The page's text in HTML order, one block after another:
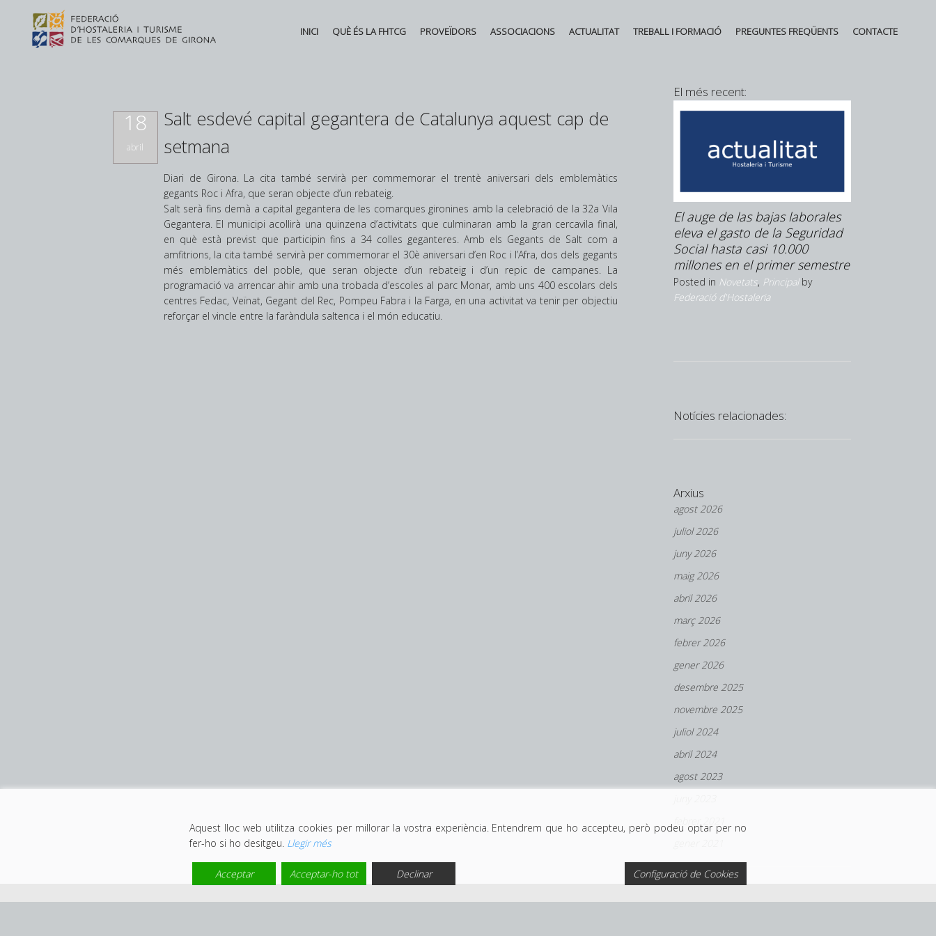
INICI QUÈ ÉS LA FHTCG PROVEÏDORS ASSOCIACIONS ACTUALITAT TREBALL I FORMACIÓ PREGUNTES FREQÜENTS CONTACTE
18
abril
Salt esdevé capital gegantera de Catalunya aquest cap de
setmana
Diari de Girona. La cita també servirà per commemorar el trentè aniversari dels emblemàtics
gegants Roc i Afra, que seran objecte d’un rebateig.
Salt serà fins demà a capital gegantera de les comarques gironines amb la celebració de la 32a Vila
Gegantera. El municipi acollirà una quinzena d’activitats que culminaran amb la gran cercavila final,
en què està previst que participin fins a 34 colles geganteres. Amb els Gegants de Salt com a
amfitrions, la cita també servirà per commemorar el 30è aniversari d’en Roc i l’Afra, dos dels gegants
més emblemàtics del poble, que seran objecte d’un rebateig i d’un repic de campanes. La
programació va arrencar ahir amb una trobada d’escoles al parc Monar, amb uns 400 escolars dels
centres Fedac, Veïnat, Gegant del Rec, Pompeu Fabra i la Farga, en una activitat va tenir per objectiu
reforçar el vincle entre la faràndula saltenca i el món educatiu.
El més recent:
El mercat laboral gironí
continua creant feina però
cada cop hi ha més sèniors
Posted inNovetats,Principal
Federació d'Hostaleria
El auge de las bajas laborales
eleva el gasto de la Seguridad
Social hasta casi 10.000
millones en el primer semestre
Posted in Novetats, Principalby
Federació d'Hostaleria
Notícies relacionades:
Arxius
agost 2026
juliol 2026
juny 2026
maig 2026
abril 2026
març 2026
febrer 2026
gener 2026
desembre 2025
novembre 2025
juliol 2024
abril 2024
agost 2023
Aquest lloc web utilitza cookies per millorar la vostra experiència. Entendrem que ho accepteu, però podeu optar per no
fer-ho si ho desitgeu. Llegir més
Acceptar Acceptar-ho tot Declinar Configuració de Cookies